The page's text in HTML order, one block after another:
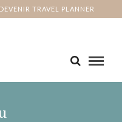
DEVENIR TRAVEL PLANNER